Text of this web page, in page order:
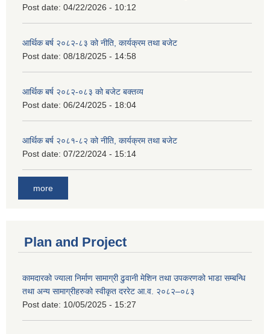
Post date: 04/22/2026 - 10:12
आर्थिक बर्ष २०८२-८३ को नीति, कार्यक्रम तथा बजेट
Post date: 08/18/2025 - 14:58
आर्थिक बर्ष २०८२-०८३ को बजेट बक्तव्य
Post date: 06/24/2025 - 18:04
आर्थिक बर्ष २०८१-८२ को नीति, कार्यक्रम तथा बजेट
Post date: 07/22/2024 - 15:14
more
Plan and Project
कामदारको ज्याला निर्माण सामाग्री ढुवानी मेशिन तथा उपकरणको भाडा सम्बन्धि
तथा अन्य सामाग्रीहरुको स्वीकृत दररेट आ.व. २०८२–०८३
Post date: 10/05/2025 - 15:27